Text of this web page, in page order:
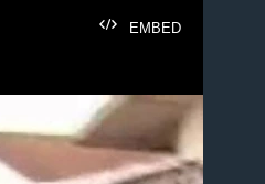
EMBED